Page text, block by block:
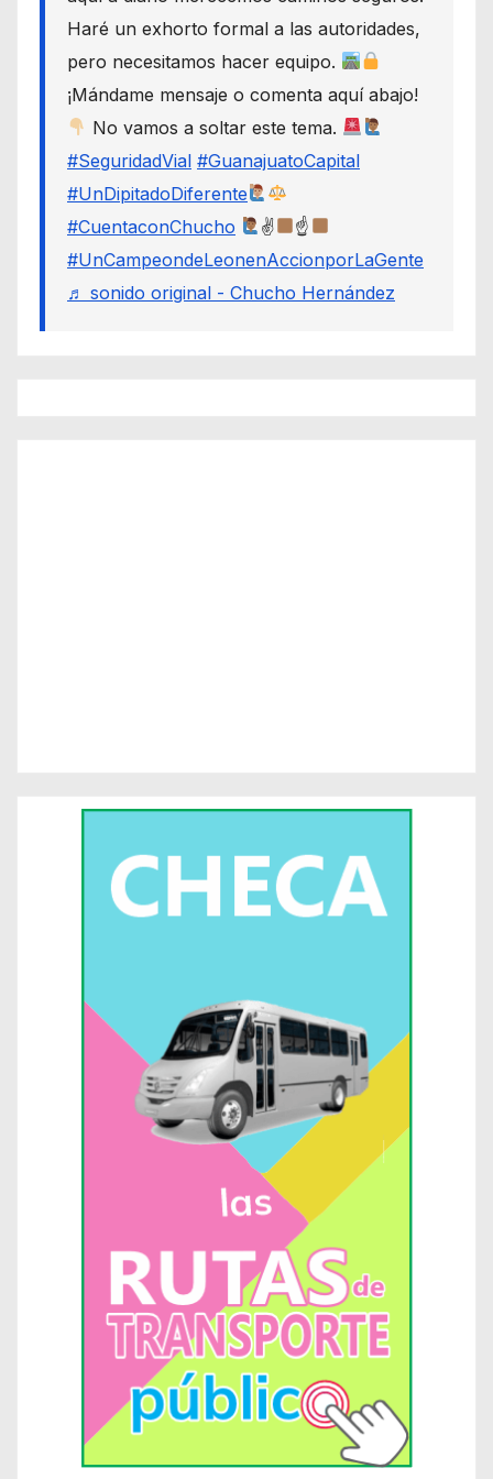
Haré un exhorto formal a las autoridades,
pero necesitamos hacer equipo.
¡Mándame mensaje o comenta aquí abajo!
No vamos a soltar este tema.
#SeguridadVial #GuanajuatoCapital
#UnDipitadoDiferente
#CuentaconChucho
✌
☝
#UnCampeondeLeonenAccionporLaGente
♬ sonido original - Chucho Hernández